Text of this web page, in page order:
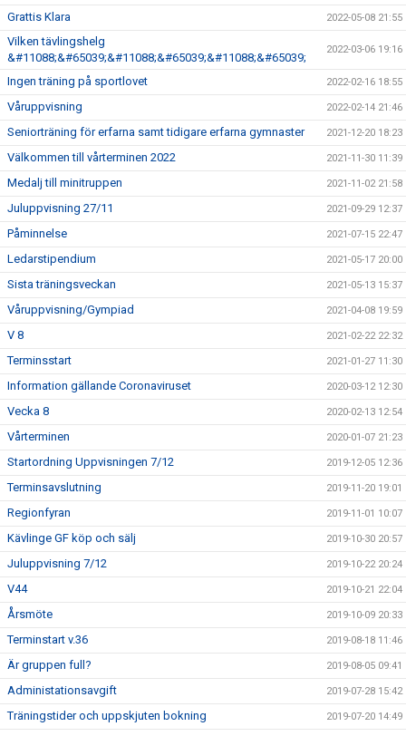
Grattis Klara 2022-05-08 21:55
Vilken tävlingshelg
&#11088;&#65039;&#11088;&#65039;&#11088;&#65039;
2022-03-06 19:16
Ingen träning på sportlovet 2022-02-16 18:55
Våruppvisning 2022-02-14 21:46
Seniorträning för erfarna samt tidigare erfarna gymnaster 2021-12-20 18:23
Välkommen till vårterminen 2022 2021-11-30 11:39
Medalj till minitruppen 2021-11-02 21:58
Juluppvisning 27/11 2021-09-29 12:37
Påminnelse 2021-07-15 22:47
Ledarstipendium 2021-05-17 20:00
Sista träningsveckan 2021-05-13 15:37
Våruppvisning/Gympiad 2021-04-08 19:59
V 8 2021-02-22 22:32
Terminsstart 2021-01-27 11:30
Information gällande Coronaviruset 2020-03-12 12:30
Vecka 8 2020-02-13 12:54
Vårterminen 2020-01-07 21:23
Startordning Uppvisningen 7/12 2019-12-05 12:36
Terminsavslutning 2019-11-20 19:01
Regionfyran 2019-11-01 10:07
Kävlinge GF köp och sälj 2019-10-30 20:57
Juluppvisning 7/12 2019-10-22 20:24
V44 2019-10-21 22:04
Årsmöte 2019-10-09 20:33
Terminstart v.36 2019-08-18 11:46
Är gruppen full? 2019-08-05 09:41
Administationsavgift 2019-07-28 15:42
Träningstider och uppskjuten bokning 2019-07-20 14:49